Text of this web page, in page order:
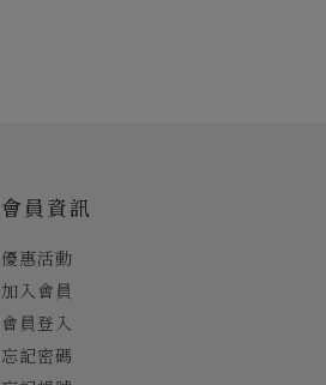
會員資訊
優惠活動
加入會員
會員登入
忘記密碼